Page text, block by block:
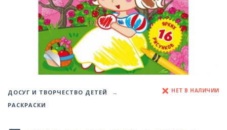
ДОСУГ И ТВОРЧЕСТВО ДЕТЕЙ
РАСКРАСКИ
НЕТ В НАЛИЧИИ